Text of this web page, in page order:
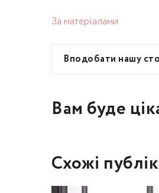
За матеріалами
Вподобати нашу
Вам буде
Схожі